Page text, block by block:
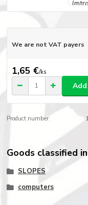
We are not VAT payers
1,65 €/ks
Product number:
Goods classified
SLOPES
computers